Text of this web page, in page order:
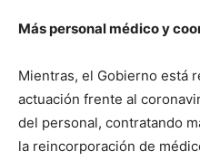
Más personal médico y
Mientras, el Gobierno está
actuación frente al
del personal, contratando
la reincorporación de